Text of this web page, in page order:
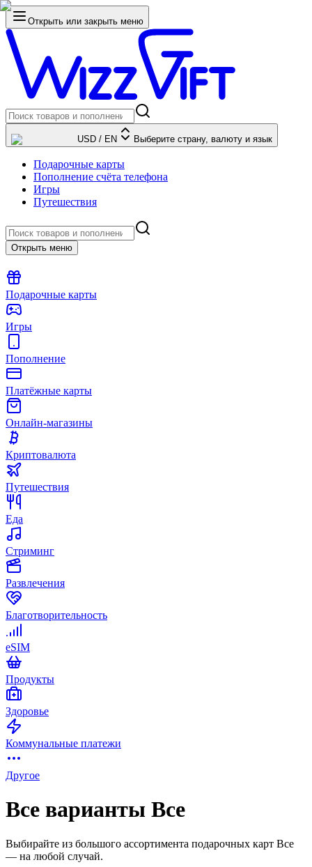
Открыть или закрыть меню
USD / EN Выберите страну, валюту и язык
Подарочные карты
Пополнение счёта телефона
Игры
Путешествия
Открыть меню
Подарочные карты
Игры
Пополнение
Платёжные карты
Онлайн-магазины
Криптовалюта
Путешествия
Еда
Стриминг
Развлечения
Благотворительность
eSIM
Продукты
Здоровье
Коммунальные платежи
Другое
Все варианты Все
Выбирайте из большого ассортимента подарочных карт Все
— на любой случай.